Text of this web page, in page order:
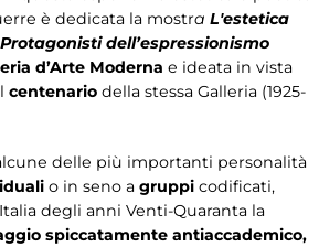
è dedicata la mostra L'estetica
dell’espressionismo
d’Arte Moderna e ideata in vista
centenario della stessa Galleria (1925-
delle più importanti personalità
o in seno a gruppi codificati,
degli anni Venti-Quaranta la
spiccatamente antiaccademico,